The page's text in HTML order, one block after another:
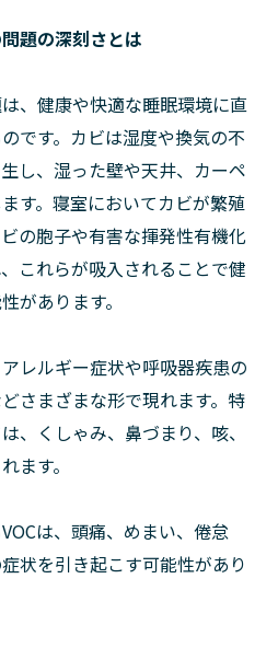
題の深刻さとは
、健康や快適な睡眠環境に直
です。カビは湿度や換気の不
し、湿った壁や天井、カーペ
す。寝室においてカビが繁殖
の胞子や有害な揮発性有機化
これらが吸入されることで健
があります。
レルギー症状や呼吸器疾患の
さまざまな形で現れます。特
、くしゃみ、鼻づまり、咳、
ます。
は、頭痛、めまい、倦怠
状を引き起こす可能性があり